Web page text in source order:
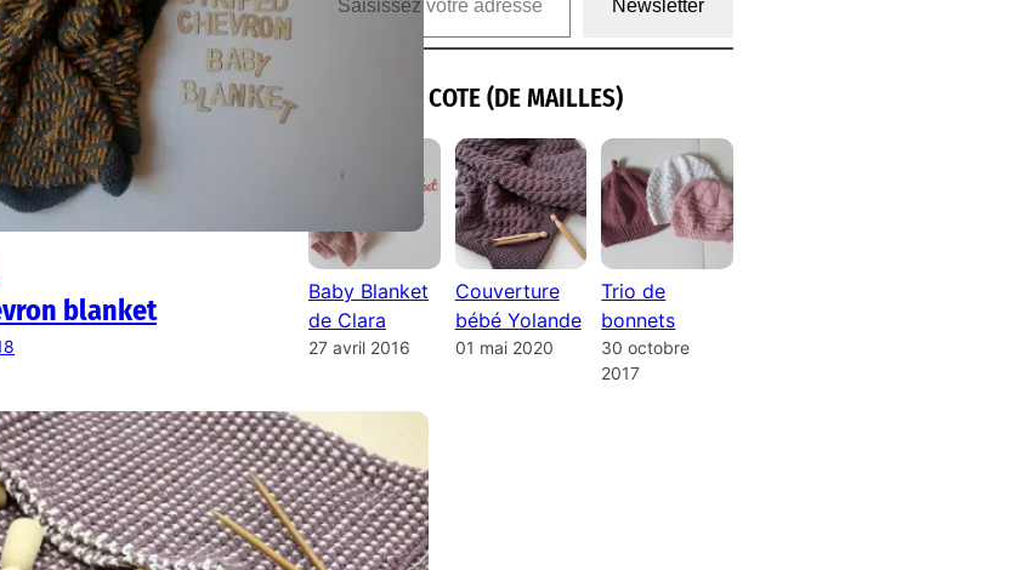
blanket
Newsletter
ILS ONT LA COTE (DE MAILLES)
Baby Blanket
de Clara
27 avril 2016
Couverture
bébé Yolande
01 mai 2020
Trio de
bonnets
30 octobre
2017